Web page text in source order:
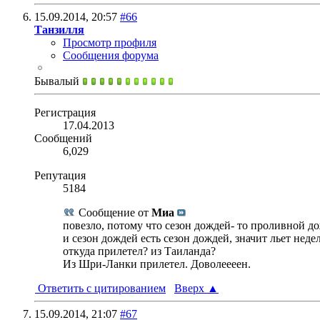
15.09.2014, 20:57 #66
Танзилля
Просмотр профиля
Сообщения форума
Бывалый
Регистрация
17.04.2013
Сообщений
6,029
Репутация
5184
Сообщение от Миа
повезло, потому что сезон дождей- то проливной
и сезон дождей есть сезон дождей, значит льет
откуда прилетел? из Таиланда?
Из Шри-Ланки прилетел. Доволеееен.
Ответить с цитированием
Вверх ▲
15.09.2014, 21:07 #67